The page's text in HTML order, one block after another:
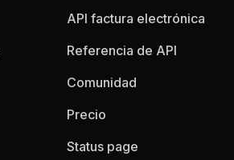
API factura electrónica
Referencia de API
Comunidad
Precio
Status page